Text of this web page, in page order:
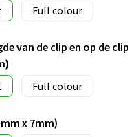
Full colour
van de clip en op de clip
Full colour
x 7mm)